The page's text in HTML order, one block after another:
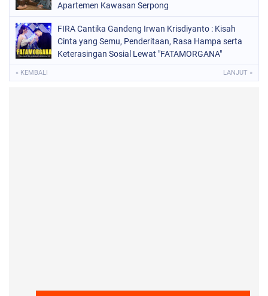
Apartemen Kawasan Serpong
FIRA Cantika Gandeng Irwan Krisdiyanto : Kisah
Cinta yang Semu, Penderitaan, Rasa Hampa serta
Keterasingan Sosial Lewat "FATAMORGANA"
« KEMBALI LANJUT »